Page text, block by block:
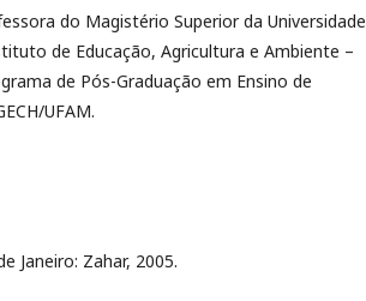
do Magistério Superior da Universidade
de Educação, Agricultura e Ambiente –
de Pós-Graduação em Ensino de
UFAM.
Janeiro: Zahar, 2005.